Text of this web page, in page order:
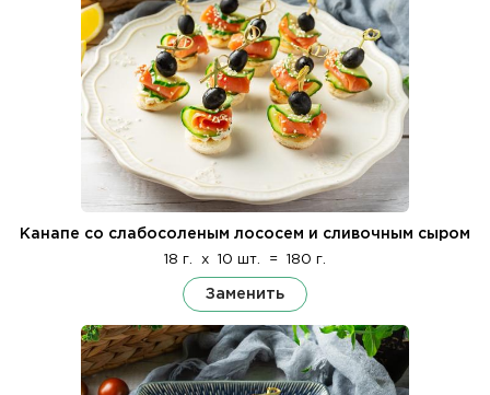
Канапе со слабосоленым лососем и сливочным сыром
18 г. x 10 шт. = 180 г.
Заменить